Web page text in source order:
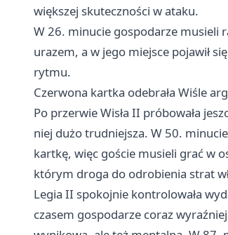
większej skuteczności w ataku.
W 26. minucie gospodarze musieli
urazem, a w jego miejsce pojawił
rytmu.
Czerwona kartka odebrała Wiśle
Po przerwie Wisła II próbowała
niej dużo trudniejsza. W 50.
kartkę, więc goście musieli grać w
którym droga do odrobienia strat
Legia II spokojnie kontrolowała
czasem gospodarze coraz